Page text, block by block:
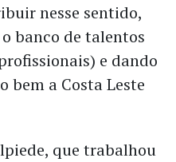
nesse sentido,
banco de talentos
e dando
bem a Costa Leste
que trabalhou